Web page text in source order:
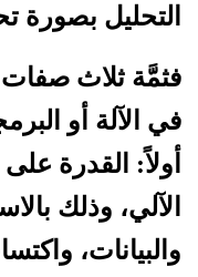
التحليل بصورة
فثمَّة ثلاث صفات
في الآلة أو
أولاً: القدرة على
الآلي، وذلك
والبيانات،